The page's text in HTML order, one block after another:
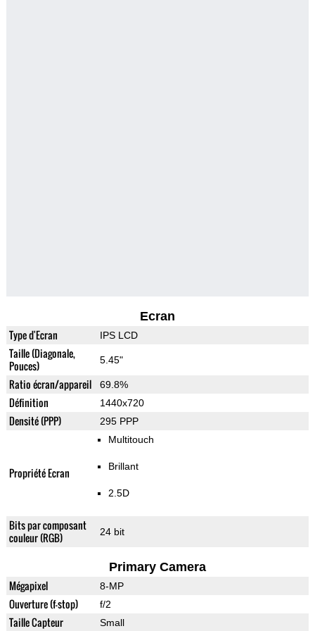
Ecran
Type d'Ecran IPS LCD
Taille (Diagonale,
Pouces)
5.45"
Ratio écran/appareil 69.8%
Définition 1440x720
Densité (PPP) 295 PPP
Propriété Ecran
Multitouch
Brillant
2.5D
Bits par composant
couleur (RGB)
24 bit
Primary Camera
Mégapixel 8-MP
Ouverture (f-stop) f/2
Taille Capteur Small